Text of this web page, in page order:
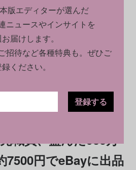
2023.08.22
職員、盗んだ900万
7500円でeBayに出品
版エディターが選んだ
ニュースやインサイトを
届けします。
招待など各種特典も。ぜひご
ください。
登録する